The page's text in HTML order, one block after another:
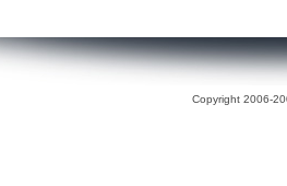
Copyright 2006-